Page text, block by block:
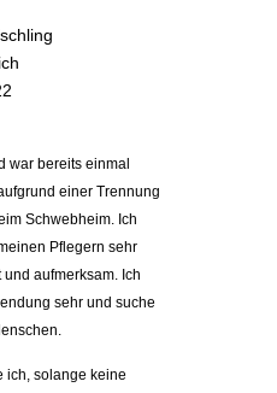
war bereits einmal
einer Trennung
Schwebheim. Ich
Pflegern sehr
aufmerksam. Ich
sehr und suche
ich, solange keine